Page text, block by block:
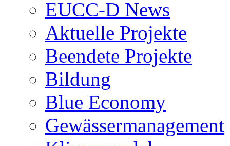
EUCC-D News
Aktuelle Projekte
Beendete Projekte
Bildung
Blue Economy
Gewässermanagement